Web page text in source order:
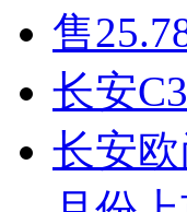
售
长安
长安